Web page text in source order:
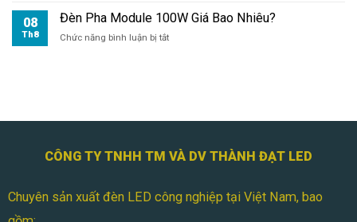
Trường
08
Th8
Đèn Pha Module 100W Giá Bao Nhiêu?
Chức năng bình luận bị tắtở
Bao
CÔNG TY TNHH TM VÀ DV THÀNH ĐẠT LED
Chuyên sản xuất đèn LED công nghiệp tại Việt Nam, bao